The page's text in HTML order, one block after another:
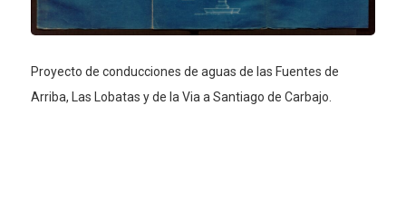
Proyecto de conducciones de aguas de las Fuentes de
Arriba, Las Lobatas y de la Via a Santiago de Carbajo.